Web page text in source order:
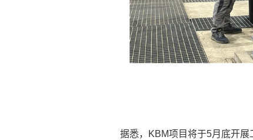
据悉，KBM项目将于5月底开